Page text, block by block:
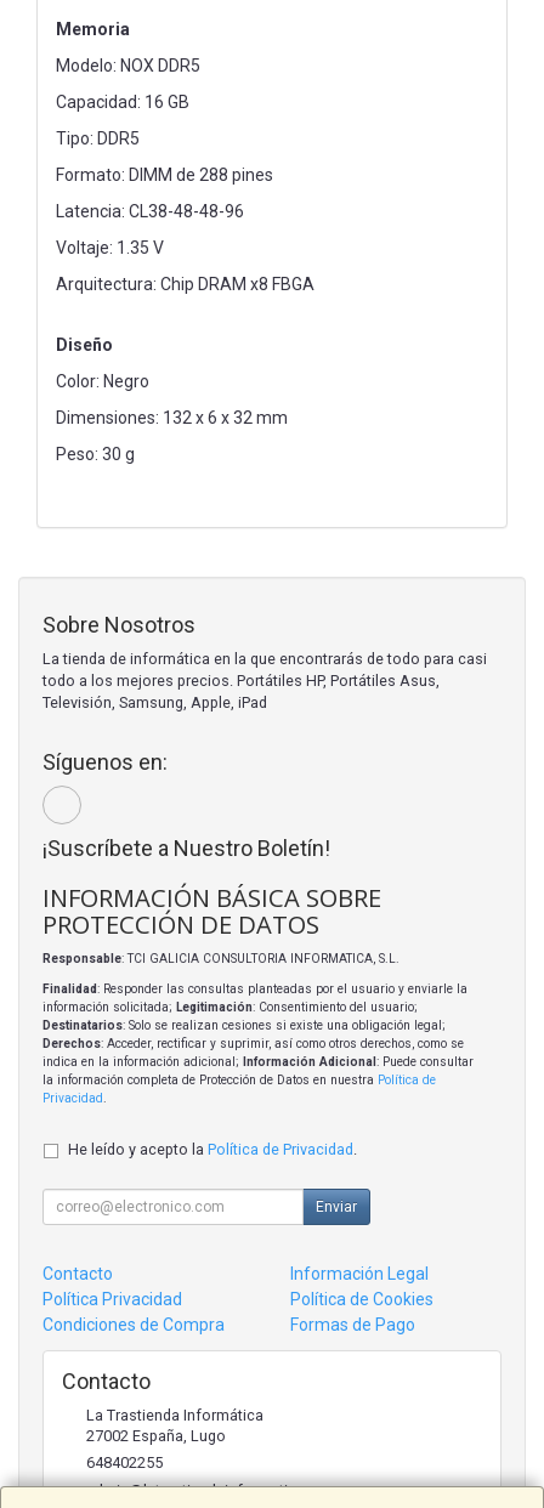
Memoria
Modelo: NOX DDR5
Capacidad: 16 GB
Tipo: DDR5
Formato: DIMM de 288 pines
Latencia: CL38-48-48-96
Voltaje: 1.35 V
Arquitectura: Chip DRAM x8 FBGA
Diseño
Color: Negro
Dimensiones: 132 x 6 x 32 mm
Peso: 30 g
Sobre Nosotros
La tienda de informática en la que encontrarás de todo para casi
todo a los mejores precios. Portátiles HP, Portátiles Asus,
Televisión, Samsung, Apple, iPad
Síguenos en:
¡Suscríbete a Nuestro Boletín!
INFORMACIÓN BÁSICA SOBRE
PROTECCIÓN DE DATOS
Responsable: TCI GALICIA CONSULTORIA INFORMATICA, S.L.
Finalidad: Responder las consultas planteadas por el usuario y enviarle la
información solicitada; Legitimación: Consentimiento del usuario;
Destinatarios: Solo se realizan cesiones si existe una obligación legal;
Derechos: Acceder, rectificar y suprimir, así como otros derechos, como se
indica en la información adicional;
Información Adicional : Puede consultar
la información completa de Protección de Datos en nuestra Política de
Privacidad
He leído y acepto la Política de Privacidad
Enviar
Contacto
Información Legal
Política Privacidad
Política de Cookies
Condiciones de Compra
Formas de Pago
Contacto
La Trastienda Informática
27002 España Lugo
648402255
admin@latrastiendainformatica.com